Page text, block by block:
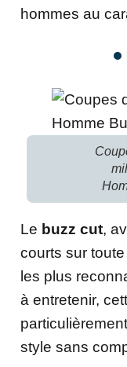
hommes au
Le buzz cut,
courts sur
les plus
à entretenir,
style sans